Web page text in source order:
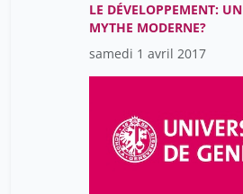
LE DÉVELOPPEMENT: UN
MYTHE MODERNE?
samedi 1 avril 2017